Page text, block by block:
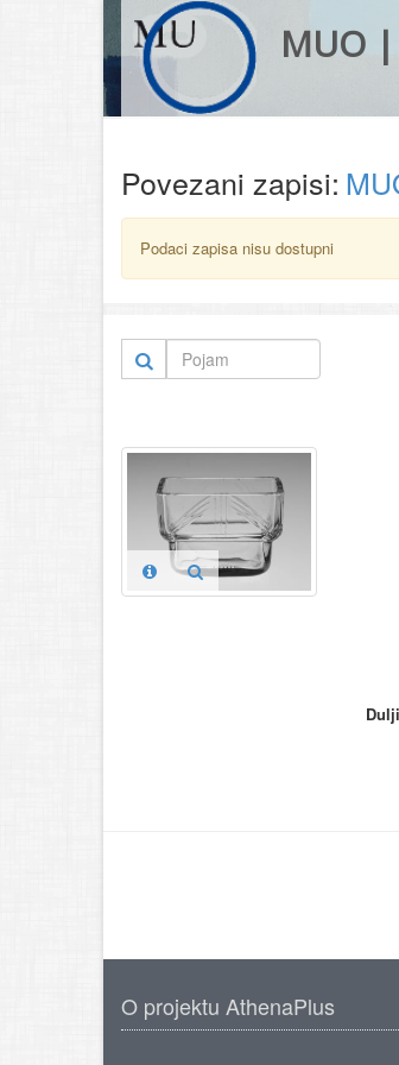
MUO
Povezani zapisi:
Podaci zapisa nisu dostupni
O projektu AthenaPlus